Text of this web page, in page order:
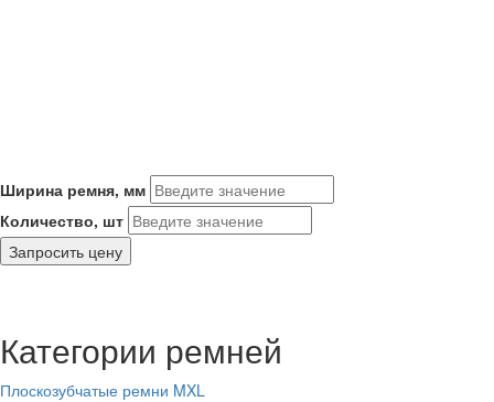
Ширина ремня, мм
Количество, шт
Запросить цену
Категории ремней
Плоскозубчатые ремни MXL